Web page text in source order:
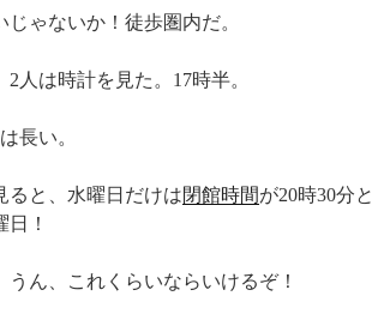
ゃないか！徒歩圏内だ。
人は時計を見た。17時半。
長い。
ると、水曜日だけは閉館時間が20時30分
！
うん、これくらいならいけるぞ！